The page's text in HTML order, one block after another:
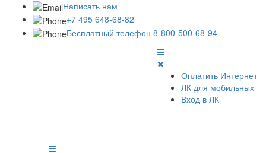
Написать нам
+7 495 648-68-82
Бесплатный телефон 8-800-500-68-94
Оплатить Интернет
ЛК для мобильных
Вход в ЛК